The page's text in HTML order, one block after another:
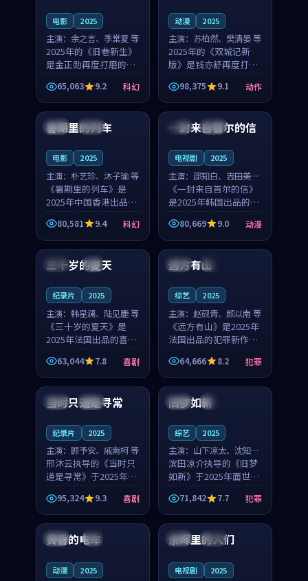
电影 2025
主演： 余之言、季棠夏 等
2025年的《旧巷新生》
是金正勋再度打磨的科
幻佳作。英国的取景与
雨夜物语的氛围相互成
就，余之言与季棠夏的
对手戏自然克制，让整
部影片在悬念与温度
65,063 9.2 科幻
动漫 2025
主演： 苏柏然、樊清晏 等
2025年的《双城记新
版》是钱亦舒再度打磨
的动作佳作。中国大陆
的取景与沙漠探险的氛
围相互成就，苏柏然与
樊清晏的对手戏自然克
制，让整部影片在悬念
98,375 9.1 动作
中国 杜比
暑期里的列车
电影 2025
主演： 朴艺珍、沐子瑜 等
《暑期里的列车》是
2025年中国香港出品的
科幻新作，主创团队希
望用城市夜归人的故事
让观众停下来想一想。
朴艺珍领衔，沐子瑜担
任重要角色，郑书延的
80,581 9.4 科幻
韩国 热播
一封来自首尔的信
电视剧 2025
主演： 邵知白、吉田美琴
等
《一封来自首尔的信》
是2025年韩国出品的动
漫新作，主创团队希望
用高考往事的故事让观
众停下来想一想。邵知
重要角色，谢承南的
80,669 9.0 动漫
法国 4K
三十岁的夏天
纪录片 2025
主演： 韩星澜、陆见鹿 等
《三十岁的夏天》是
2025年法国出品的喜剧
新作，主创团队希望用
深夜电台的故事让观众
停下来想一想。韩星澜
角色，山田纯一的叙事
63,044 7.8 喜剧
法国 独播
远方有山
综艺 2025
主演： 赵砚青、颜以南 等
《远方有山》是2025年
法国出品的犯罪新作，
主创团队希望用高校追
梦的故事让观众停下来
想一想。赵砚青领衔，
颜以南担任重要角色，
山田纯一的叙事节奏
64,666 8.2 犯罪
泰国 杜比
当时只道是寻常
纪录片 2025
主演： 顾予安、戚南柯 等
邢沐云执导的《当时只
道是寻常》于2025年面
世，泰国的城市气质与
母女情深的人物心境共
同构筑了影片基调。顾
予安、戚南柯用细腻的
表演撑起整部喜剧电
95,324 9.3 喜剧
中国 高分
旧梦如新
综艺 2025
主演： 山下凉太、沈知韵
等
滨田凉介执导的《旧梦
如新》于2025年面世，
中国台湾的城市气质与
异国相遇的人物心境共
同构筑了影片基调。山
下凉太、沈知韵用细腻
的表演撑起整部犯罪
71,842 7.7 犯罪
日本 4K
黄昏的电车
动漫 2025
泰国 完结
余晖里的人们
电视剧 2025